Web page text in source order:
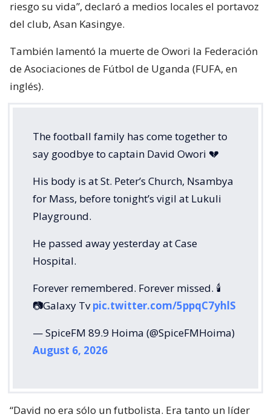
riesgo su vida”, declaró a medios locales el portavoz
del club, Asan Kasingye.
También lamentó la muerte de Owori la Federación
de Asociaciones de Fútbol de Uganda (FUFA, en
inglés).
The football family has come together to
say goodbye to captain David Owori 💔
His body is at St. Peter’s Church, Nsambya
for Mass, before tonight’s vigil at Lukuli
Playground.
He passed away yesterday at Case
Hospital.
Forever remembered. Forever missed. 🕯️
📷Galaxy Tvpic.twitter.com/5ppqC7yhlS
— SpiceFM 89.9 Hoima (@SpiceFMHoima)
August 6, 2026
“David no era sólo un futbolista. Era tanto un líder